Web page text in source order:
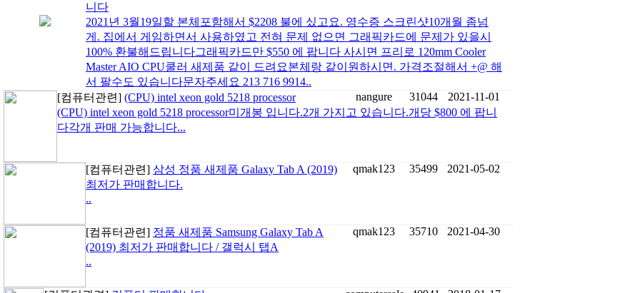
니다
2021년 3월19일할 본체포함해서 $2208 불에 싰고요. 영수증 스크린샷10개월 좀넘
게. 집에서 게임하면서 사용하였고 전혀 문제 없으면 그래픽카드에 문제가 있을시
100% 환불해드립니다그래픽카드만 $550 에 팝니다 사시면 프리로 120mm Cooler
Master AIO CPU쿨러 새제품 같이 드려요본체랑 같이원하시면. 가격조절해서 +@ 해
서 팔수도 있습니다문자주세요 213 716 9914..
[컴퓨터관련] (CPU) intel xeon gold 5218 processor nangure 31044
2021-11-01
(CPU) intel xeon gold 5218 processor미개봉 입니다.2개 가지고 있습니다.개당 $800 에 팝니
다각개 판매 가능합니다...
[컴퓨터관련] 삼성 정품 새제품 Galaxy Tab A (2019)
최저가 판매합니다.
qmak123 35499 2021-05-02
..
[컴퓨터관련] 정품 새제품 Samsung Galaxy Tab A
(2019) 최저가 판매합니다 / 갤럭시 탭A
qmak123 35710 2021-04-30
..